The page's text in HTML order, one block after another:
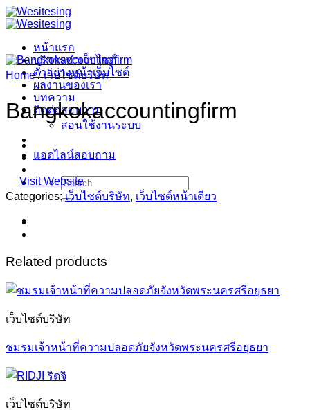
Skip
to
หน้าแรก
บริการทำเว็บไซต์
ตัวอย่างหน้าเว็บไซต์
ผลงานของเรา
บทความ
ติดต่อสอบถาม
สอนใช้งานระบบ
แอดไลน์สอบถาม
Search
for:
Home / เว็บไซต์บริษัท
Bangkokaccountingfirm
Visit Website
Categories:เว็บไซต์บริษัท, เว็บไซต์หน้าเดียว
Related products
เว็บไซต์บริษัท
ชมรมเจ้าหน้าที่ความปลอดภัยจังหวัดพระนครศรีอยุธยา
เว็บไซต์บริษัท